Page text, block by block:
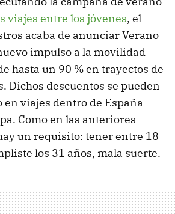
viajes entre los jóvenes, el
acaba de anunciar Verano
impulso a la movilidad
hasta un 90 % en trayectos de
Dichos descuentos se pueden
en viajes dentro de España
Como en las anteriores
un requisito: tener entre 18
los 31 años, mala suerte.